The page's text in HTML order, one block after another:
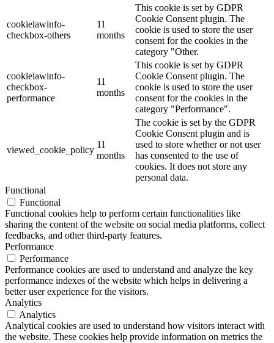
cookielawinfo-
checkbox-others
11
months
This cookie is set by GDPR
Cookie Consent plugin. The
cookie is used to store the user
consent for the cookies in the
category "Other.
cookielawinfo-
checkbox-
performance
11
months
This cookie is set by GDPR
Cookie Consent plugin. The
cookie is used to store the user
consent for the cookies in the
category "Performance".
viewed_cookie_policy
11
months
The cookie is set by the GDPR
Cookie Consent plugin and is
used to store whether or not user
has consented to the use of
cookies. It does not store any
personal data.
Functional
Functional
Functional cookies help to perform certain functionalities like
sharing the content of the website on social media platforms, collect
feedbacks, and other third-party features.
Performance
Performance
Performance cookies are used to understand and analyze the key
performance indexes of the website which helps in delivering a
better user experience for the visitors.
Analytics
Analytics
Analytical cookies are used to understand how visitors interact with
the website. These cookies help provide information on metrics the